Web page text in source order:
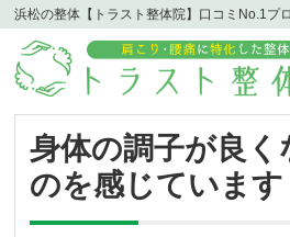
浜松の整体【トラスト整体院】口コミNo.1プ
身体の調子が良く
のを感じています